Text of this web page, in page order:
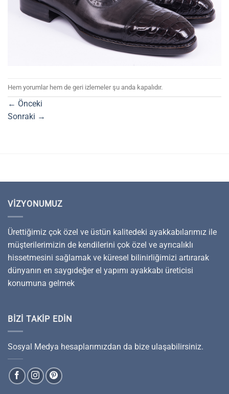
Hem yorumlar hem de geri izlemeler şu anda kapalıdır.
← Önceki
Sonraki →
VIZYONUMUZ
Ürettiğimiz çok özel ve üstün kalitedeki ayakkabılarımız ile
müşterilerimizin de kendilerini çok özel ve ayrıcalıklı
hissetmesini sağlamak ve küresel bilinirliğimizi artırarak
dünyanın en saygıdeğer el yapımı ayakkabı üreticisi
konumuna gelmek
BIZI TAKIP EDIN
Sosyal Medya hesaplarımızdan da bize ulaşabilirsiniz.